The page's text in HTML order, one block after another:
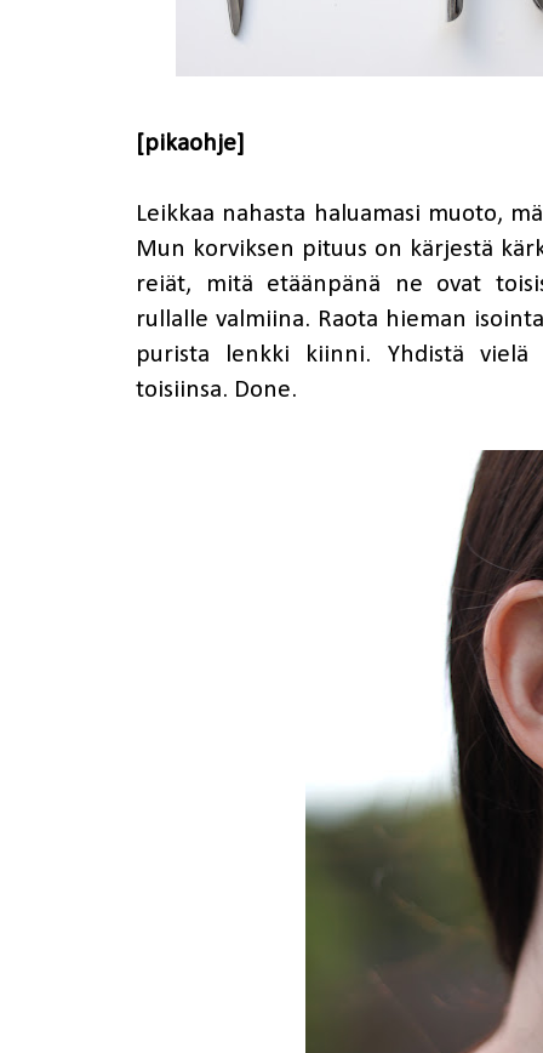
[pikaohje]
Leikkaa nahasta haluamasi muoto,
Mun korviksen pituus on kärjestä
reiät, mitä etäänpänä ne ovat
rullalle valmiina. Raota hieman
purista lenkki kiinni. Yhdistä vielä
toisiinsa. Done.